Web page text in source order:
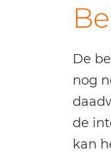
De
nog
de
kan